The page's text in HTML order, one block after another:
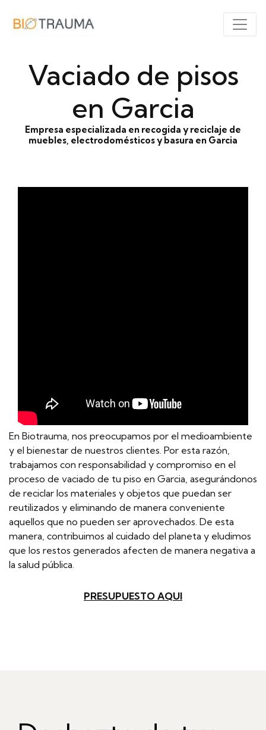
Vaciado de pisos
en Garcia
Empresa especializada en recogida y reciclaje de
muebles, electrodomésticos y basura en Garcia
En Biotrauma, nos preocupamos por el medioambiente
y el bienestar de nuestros clientes. Por esta razón,
trabajamos con responsabilidad y compromiso en el
proceso de vaciado de tu piso en Garcia, asegurándonos
de reciclar los materiales y objetos que puedan ser
reutilizados y eliminando de manera conveniente
aquellos que no pueden ser aprovechados. De esta
manera, contribuimos al cuidado del planeta y eludimos
que los restos generados afecten de manera negativa a
la salud pública.
PRESUPUESTO AQUI